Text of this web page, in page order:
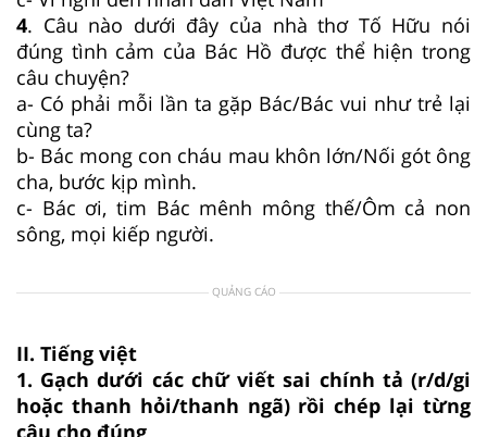
4. Câu nào dưới đây của nhà thơ Tố Hữu nói
đúng tình cảm của Bác Hồ được thể hiện trong
câu chuyện?
a- Có phải mỗi lần ta gặp Bác/Bác vui như trẻ lại
cùng ta?
b- Bác mong con cháu mau khôn lớn/Nối gót ông
cha, bước kịp mình.
c- Bác ơi, tim Bác mênh mông thế/Ôm cả non
sông, mọi kiếp người.
QUẢNG CÁO
II. Tiếng việt
1. Gạch dưới các chữ viết sai chính tả (r/d/gi
hoặc thanh hỏi/thanh ngã) rồi chép lại từng
câu cho đúng